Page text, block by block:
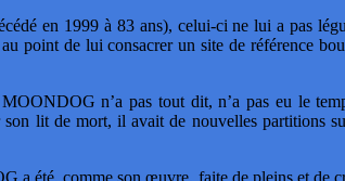
en 1999 à 83 ans), celui-ci ne lui a pas
de lui consacrer un site de référence
n’a pas tout dit, n’a pas eu le
lit de mort, il avait de nouvelles